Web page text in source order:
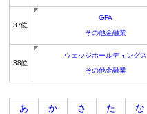
37位
GFA
その他金融業
38位
ウェッジホールディングス
その他金融業
あ か さ た な